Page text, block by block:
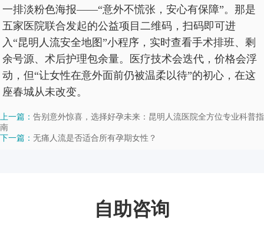
一排淡粉色海报——“意外不慌张，安心有保障”。那是
五家医院联合发起的公益项目二维码，扫码即可进
入“昆明人流安全地图”小程序，实时查看手术排班、剩
余号源、术后护理包余量。医疗技术会迭代，价格会浮
动，但“让女性在意外面前仍被温柔以待”的初心，在这
座春城从未改变。
上一篇： 告别意外惊喜，选择好孕未来：昆明人流医院全方位专业科普指
南
下一篇： 无痛人流是否适合所有孕期女性？
自助咨询